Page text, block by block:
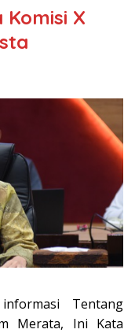
X
Tentang
Merata, Ini Kata